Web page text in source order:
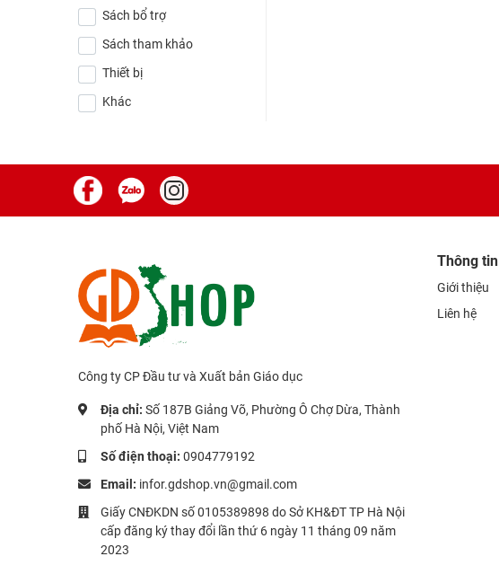
Sách bổ trợ
Sách tham khảo
Thiết bị
Khác
Công ty CP Đầu tư và Xuất bản Giáo dục
Địa chỉ: Số 187B Giảng Võ, Phường Ô Chợ Dừa, Thành
phố Hà Nội, Việt Nam
Số điện thoại: 0904779192
Email: infor.gdshop.vn@gmail.com
Giấy CNĐKDN số 0105389898 do Sở KH&ĐT TP Hà Nội
cấp đăng ký thay đổi lần thứ 6 ngày 11 tháng 09 năm
2023
Thông tin
Giới thiệu
Liên hệ